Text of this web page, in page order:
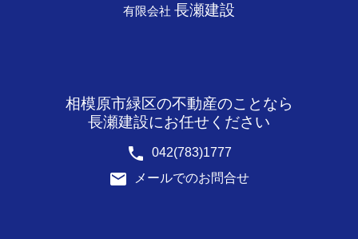
有限会社 長瀬建設
相模原市緑区の不動産のことなら
長瀬建設にお任せください
phone 042(783)1777
email メールでのお問合せ